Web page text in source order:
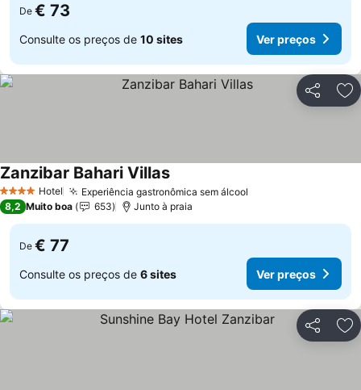
De € 73
Consulte os preços de 10 sites Ver preços
Partilhar
4 EstrelasHotel Experiência gastronômica sem álcool
Zanzibar Bahari VillasVer preços
8,2 Muito boa 653 Junto à praia
De € 77
Consulte os preços de 6 sites Ver preços
Partilhar